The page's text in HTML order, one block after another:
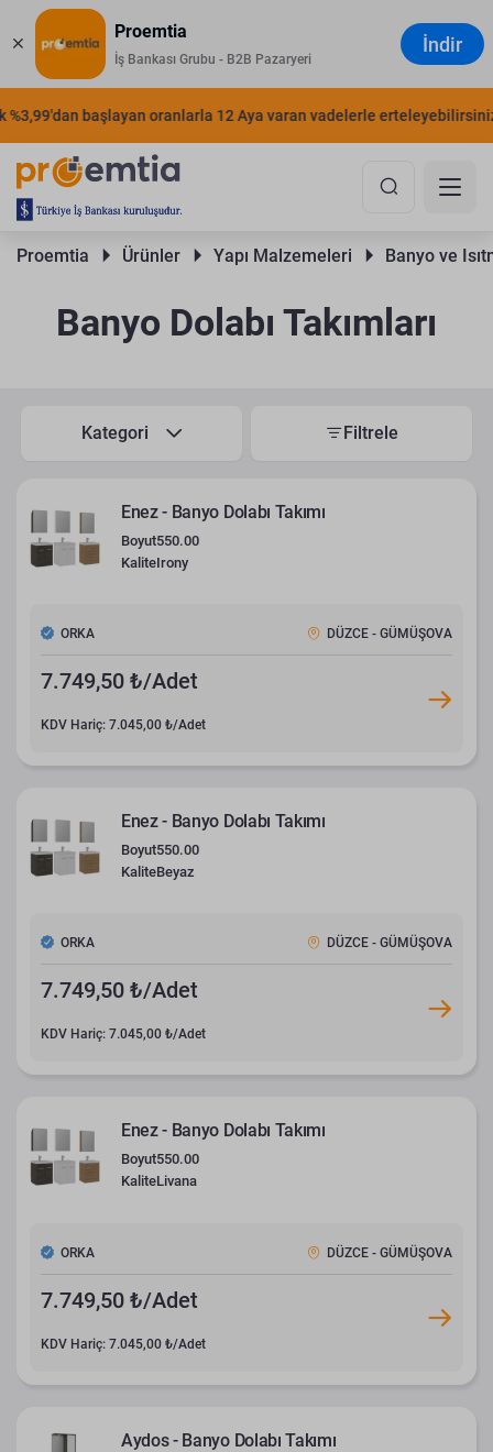
Proemtia
İş Bankası Grubu - B2B Pazaryeri
İndir
başlayan oranlarla 12 Aya varan vadelerle erteleyebilirsiniz.
Proemtia Ürünler Yapı Malzemeleri Banyo ve
Banyo Dolabı Takımları
Kategori Filtrele
Enez - Banyo Dolabı Takımı
Boyut550.00
KaliteIrony
ORKA DÜZCE - GÜMÜŞOVA
7.749,50 ₺/Adet
KDV Hariç: 7.045,00 ₺/Adet
Enez - Banyo Dolabı Takımı
Boyut550.00
KaliteBeyaz
ORKA DÜZCE - GÜMÜŞOVA
7.749,50 ₺/Adet
KDV Hariç: 7.045,00 ₺/Adet
Enez - Banyo Dolabı Takımı
Boyut550.00
KaliteLivana
ORKA DÜZCE - GÜMÜŞOVA
7.749,50 ₺/Adet
KDV Hariç: 7.045,00 ₺/Adet
Aydos - Banyo Dolabı Takımı